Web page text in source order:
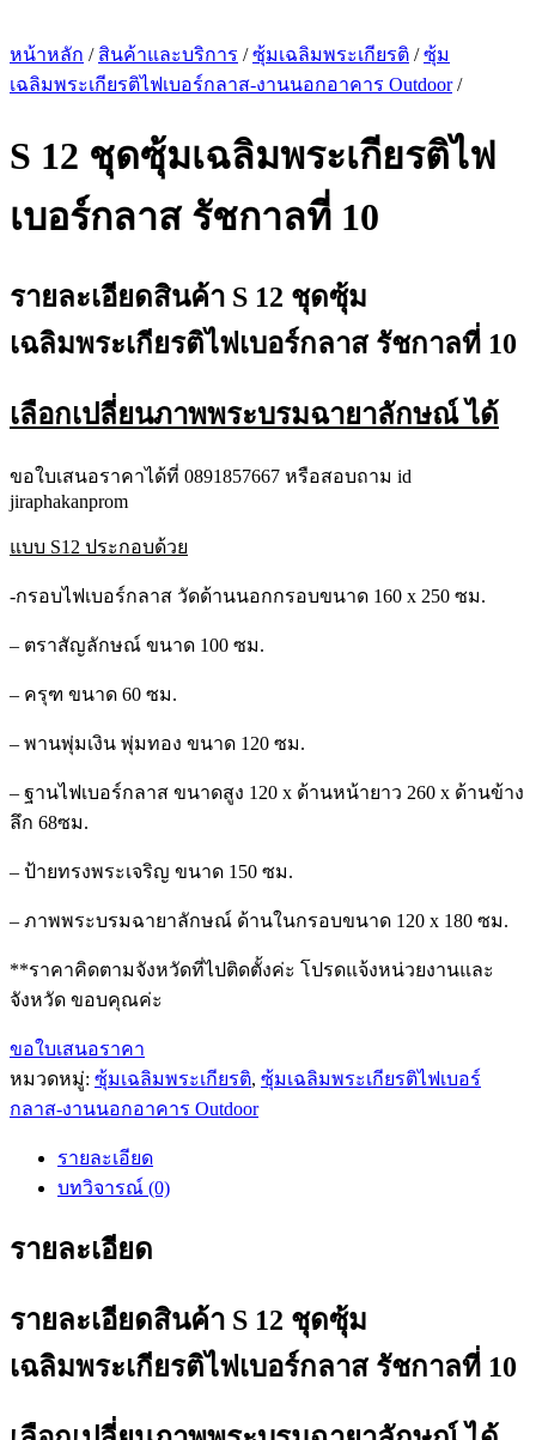
หน้าหลัก / สินค้าและบริการ /ซุ้มเฉลิมพระเกียรติ /ซุ้ม
เฉลิมพระเกียรติไฟเบอร์กลาส-งานนอกอาคาร Outdoor/
S 12 ชุดซุ้มเฉลิมพระเกียรติไฟ
เบอร์กลาส รัชกาลที่ 10
รายละเอียดสินค้า S 12 ชุดซุ้ม
เฉลิมพระเกียรติไฟเบอร์กลาส รัชกาลที่ 10
เลือกเปลี่ยนภาพพระบรมฉายาลักษณ์ ได้
ขอใบเสนอราคาได้ที่ 0891857667 หรือสอบถาม id
jiraphakanprom
แบบ S12 ประกอบด้วย
-กรอบไฟเบอร์กลาส วัดด้านนอกกรอบขนาด 160 x 250 ซม.
– ตราสัญลักษณ์ ขนาด 100 ซม.
– ครุฑ ขนาด 60 ซม.
– พานพุ่มเงิน พุ่มทอง ขนาด 120 ซม.
– ฐานไฟเบอร์กลาส ขนาดสูง 120 x ด้านหน้ายาว 260 x ด้านข้าง
ลึก 68ซม.
– ป้ายทรงพระเจริญ ขนาด 150 ซม.
– ภาพพระบรมฉายาลักษณ์ ด้านในกรอบขนาด 120 x 180 ซม.
**ราคาคิดตามจังหวัดที่ไปติดตั้งค่ะ โปรดแจ้งหน่วยงานและ
จังหวัด ขอบคุณค่ะ
ขอใบเสนอราคา
หมวดหมู่: ซุ้มเฉลิมพระเกียรติ, ซุ้มเฉลิมพระเกียรติไฟเบอร์
กลาส-งานนอกอาคาร Outdoor
รายละเอียด
บทวิจารณ์ (0)
รายละเอียด
รายละเอียดสินค้า S 12 ชุดซุ้ม
เฉลิมพระเกียรติไฟเบอร์กลาส รัชกาลที่ 10